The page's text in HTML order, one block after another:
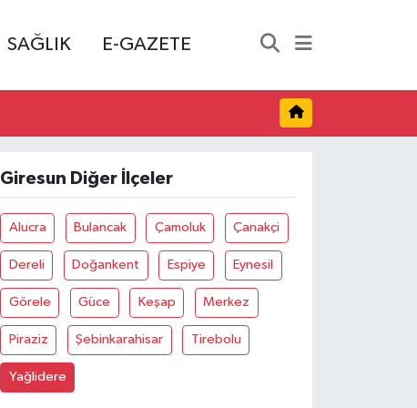
SAĞLIK E-GAZETE
Giresun Diğer İlçeler
Alucra Bulancak Çamoluk Çanakçi
Dereli Doğankent Espiye Eynesil
Görele Güce Keşap Merkez
Piraziz Şebinkarahisar Tirebolu
Yağlidere